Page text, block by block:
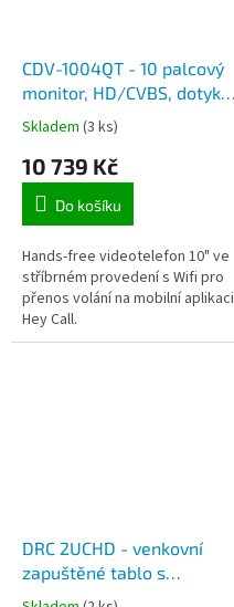
CDV-1004QT - 10 palcový
monitor, HD/CVBS, dotyk,
paměť, mobilní aplikace
Skladem (3 ks)
10 739 Kč
Do košíku
Hands-free videotelefon 10" ve
stříbrném provedení s Wifi pro
přenos volání na mobilní aplikaci
Hey Call.
DRC 2UCHD - venkovní
zapuštěné tablo s
barevnou HD kamerou, 2